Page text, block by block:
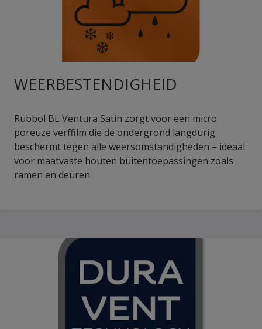
WEERBESTENDIGHEID
Rubbol BL Ventura Satin zorgt voor een micro
poreuze verffilm die de ondergrond langdurig
beschermt tegen alle weersomstandigheden – ideaal
voor maatvaste houten buitentoepassingen zoals
ramen en deuren.